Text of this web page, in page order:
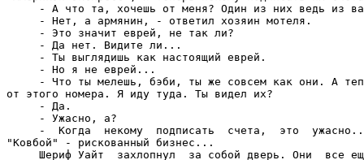
- А что та, хочешь от меня? Один из них ведь из
     - Нет, а армянин, - ответил хозяин мотеля.
     - Это значит еврей, не так ли?
     - Да нет. Видите ли...
     - Ты выглядишь как настоящий еврей.
     - Но я не еврей...
- Что ты мелешь, бэби, ты же совсем как они. А
от этого номера. Я иду туда. Ты видел их?
     - Да.
     - Ужасно, а?
-  Когда  некому  подписать  счета,  это
"Ковбой" - рискованный бизнес...
Шериф Уайт  захлопнул  за собой дверь. Они  все